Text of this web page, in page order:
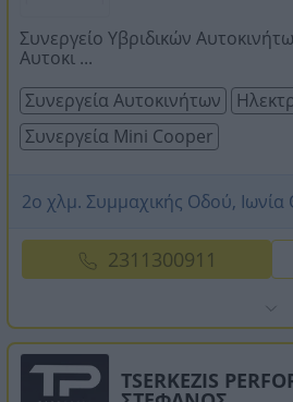
Συνεργείο Υβριδικών
Αυτοκι ...
Συνεργεία Αυτοκινήτων
Συνεργεία Mini Cooper
2ο χλμ. Συμμαχικής Οδού, Ιωνία
2311300911
TSERKEZIS